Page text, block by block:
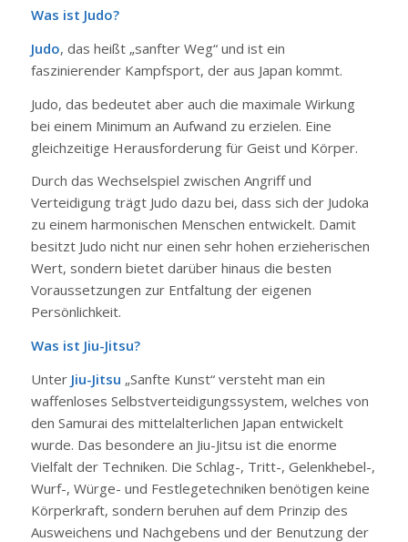
Was ist Judo?
Judo, das heißt „sanfter Weg“ und ist ein
faszinierender Kampfsport, der aus Japan kommt.
Judo, das bedeutet aber auch die maximale Wirkung
bei einem Minimum an Aufwand zu erzielen. Eine
gleichzeitige Herausforderung für Geist und Körper.
Durch das Wechselspiel zwischen Angriff und
Verteidigung trägt Judo dazu bei, dass sich der Judoka
zu einem harmonischen Menschen entwickelt. Damit
besitzt Judo nicht nur einen sehr hohen erzieherischen
Wert, sondern bietet darüber hinaus die besten
Voraussetzungen zur Entfaltung der eigenen
Persönlichkeit.
Was ist Jiu-Jitsu?
Unter Jiu-Jitsu „Sanfte Kunst“ versteht man ein
waffenloses Selbstverteidigungssystem, welches von
den Samurai des mittelalterlichen Japan entwickelt
wurde. Das besondere an Jiu-Jitsu ist die enorme
Vielfalt der Techniken. Die Schlag-, Tritt-, Gelenkhebel-,
Wurf-, Würge- und Festlegetechniken benötigen keine
Körperkraft, sondern beruhen auf dem Prinzip des
Ausweichens und Nachgebens und der Benutzung der